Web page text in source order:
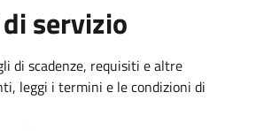
servizio
di scadenze, requisiti e altre
leggi i termini e le condizioni di